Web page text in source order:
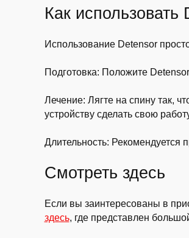
Как использовать
Использование Detensor
Подготовка: Положите
Лечение: Лягте на спину так,
устройству сделать свою
Длительность: Рекомендуется
Смотреть здесь
Если вы заинтересованы в
здесь, где представлен